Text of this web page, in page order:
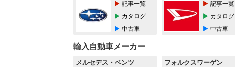
記事一覧
カタログ
中古車
記事一覧
カタログ
中古車
輸入自動車メーカー
メルセデス・ベンツ フォルクスワーゲン